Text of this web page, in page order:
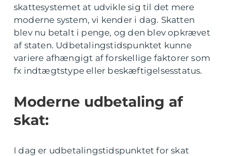
skattesystemet at udvikle sig til det mere
moderne system, vi kender i dag. Skatten
blev nu betalt i penge, og den blev opkrævet
af staten. Udbetalingstidspunktet kunne
variere afhængigt af forskellige faktorer som
fx indtægtstype eller beskæftigelsesstatus.
Moderne udbetaling af
skat:
I dag er udbetalingstidspunktet for skat